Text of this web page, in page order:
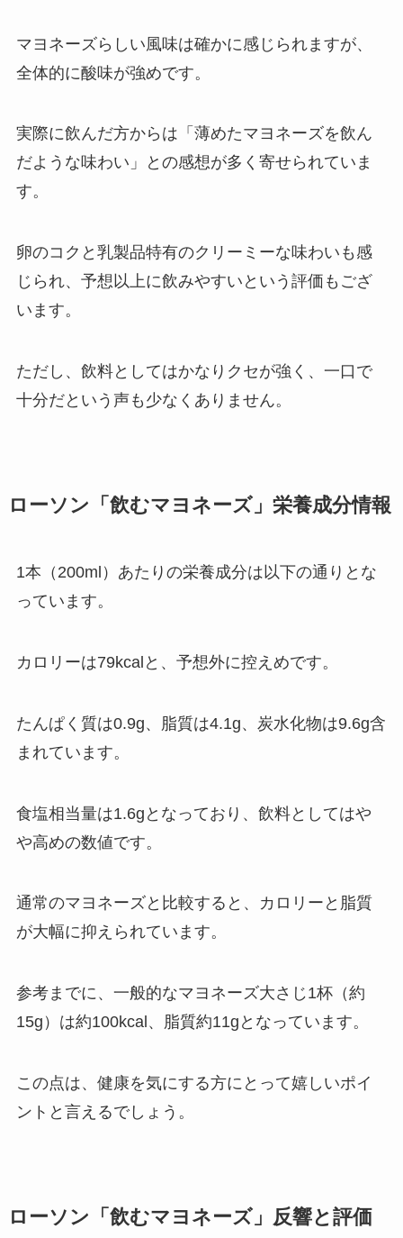
マヨネーズらしい風味は確かに感じられますが、
全体的に酸味が強めです。
実際に飲んだ方からは「薄めたマヨネーズを飲ん
だような味わい」との感想が多く寄せられていま
す。
卵のコクと乳製品特有のクリーミーな味わいも感
じられ、予想以上に飲みやすいという評価もござ
います。
ただし、飲料としてはかなりクセが強く、一口で
十分だという声も少なくありません。
ローソン「飲むマヨネーズ」栄養成分情報
1本（200ml）あたりの栄養成分は以下の通りとな
っています。
カロリーは79kcalと、予想外に控えめです。
たんぱく質は0.9g、脂質は4.1g、炭水化物は9.6g含
まれています。
食塩相当量は1.6gとなっており、飲料としてはや
や高めの数値です。
通常のマヨネーズと比較すると、カロリーと脂質
が大幅に抑えられています。
参考までに、一般的なマヨネーズ大さじ1杯（約
15g）は約100kcal、脂質約11gとなっています。
この点は、健康を気にする方にとって嬉しいポイ
ントと言えるでしょう。
ローソン「飲むマヨネーズ」反響と評価